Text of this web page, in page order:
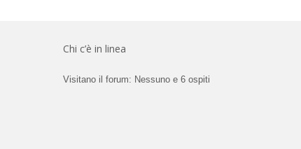
Chi c’è in linea
Visitano il forum: Nessuno e 6 ospiti